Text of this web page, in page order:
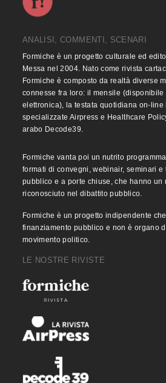
ANALISI, COMMENTI, SCENARI
Formiche è un progetto culturale ed
Messa nel 2004. Nato come rivista
Formiche è composto da realtà diverse
connesse fra loro: il mensile
elettronica), la testata quotidiana on-line
specializzate Airpress e Healthcare
arabo Decode39.
Formiche vanta poi un nutrito
formati di convegni, webinair, seminari e
pubblico e a porte chiuse, che hanno un
riconosciuto nel dibattito pubblico.
Formiche è un progetto indipendente
finanziamento pubblico e non è organo
movimento politico.
LE NOSTRE RIVISTE